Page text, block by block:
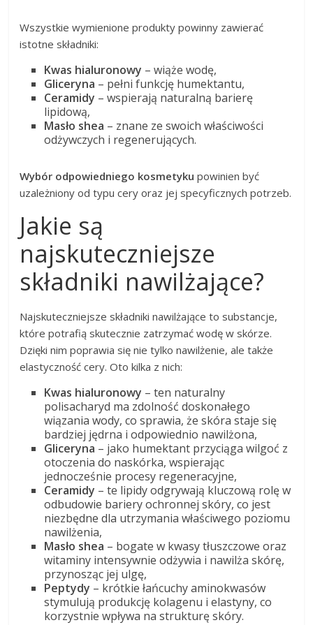
Wszystkie wymienione produkty powinny zawierać
istotne składniki:
Kwas hialuronowy – wiąże wodę,
Gliceryna – pełni funkcję humektantu,
Ceramidy – wspierają naturalną barierę
lipidową,
Masło shea – znane ze swoich właściwości
odżywczych i regenerujących.
Wybór odpowiedniego kosmetyku powinien być
uzależniony od typu cery oraz jej specyficznych potrzeb.
Jakie są
najskuteczniejsze
składniki nawilżające?
Najskuteczniejsze składniki nawilżające to substancje,
które potrafią skutecznie zatrzymać wodę w skórze.
Dzięki nim poprawia się nie tylko nawilżenie, ale także
elastyczność cery. Oto kilka z nich:
Kwas hialuronowy – ten naturalny
polisacharyd ma zdolność doskonałego
wiązania wody, co sprawia, że skóra staje się
bardziej jędrna i odpowiednio nawilżona,
Gliceryna – jako humektant przyciąga wilgoć z
otoczenia do naskórka, wspierając
jednocześnie procesy regeneracyjne,
Ceramidy – te lipidy odgrywają kluczową rolę w
odbudowie bariery ochronnej skóry, co jest
niezbędne dla utrzymania właściwego poziomu
nawilżenia,
Masło shea – bogate w kwasy tłuszczowe oraz
witaminy intensywnie odżywia i nawilża skórę,
przynosząc jej ulgę,
Peptydy – krótkie łańcuchy aminokwasów
stymulują produkcję kolagenu i elastyny, co
korzystnie wpływa na strukturę skóry.